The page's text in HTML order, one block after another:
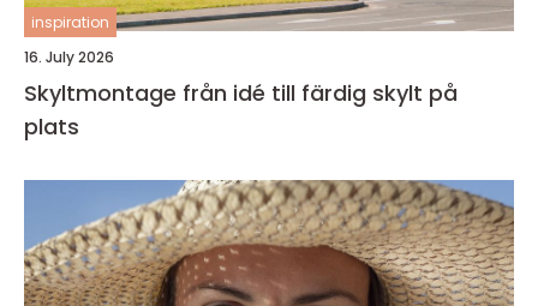
inspiration
16. July 2026
Skyltmontage från idé till färdig skylt på
plats